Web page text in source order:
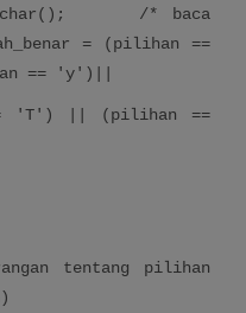
/* baca
= (pilihan ==
== 'y')||
'T') || (pilihan ==
tentang pilihan